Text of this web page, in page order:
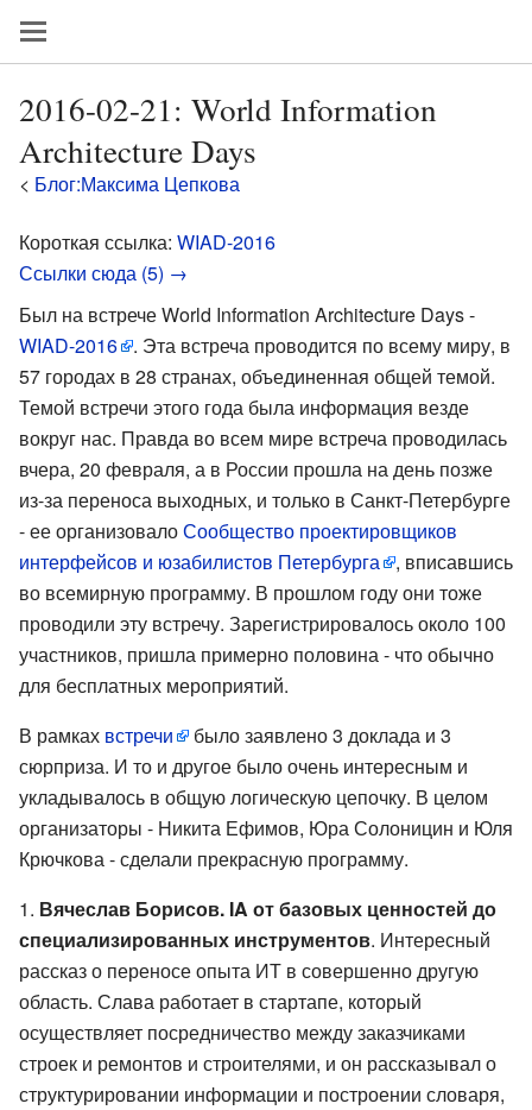
2016-02-21: World Information
Architecture Days
< Блог:Максима Цепкова
Короткая ссылка: WIAD-2016
Ссылки сюда (5) →
Был на встрече World Information Architecture Days -
WIAD-2016
. Эта встреча проводится по всему миру, в
57 городах в 28 странах, объединенная общей темой.
Темой встречи этого года была информация везде
вокруг нас. Правда во всем мире встреча проводилась
вчера, 20 февраля, а в России прошла на день позже
из-за переноса выходных, и только в Санкт-Петербурге
- ее организовалоСообщество проектировщиков
интерфейсов и юзабилистов Петербурга
, вписавшись
во всемирную программу. В прошлом году они тоже
проводили эту встречу. Зарегистрировалось около 100
участников, пришла примерно половина - что обычно
для бесплатных мероприятий.
В рамках встречи
было заявлено 3 доклада и 3
сюрприза. И то и другое было очень интересным и
укладывалось в общую логическую цепочку. В целом
организаторы - Никита Ефимов, Юра Солоницин и Юля
Крючкова - сделали прекрасную программу.
Вячеслав Борисов. IA от базовых ценностей до
специализированных инструментов. Интересный
рассказ о переносе опыта ИТ в совершенно другую
область. Слава работает в стартапе, который
осуществляет посредничество между заказчиками
строек и ремонтов и строителями, и он рассказывал о
структурировании информации и построении словаря,